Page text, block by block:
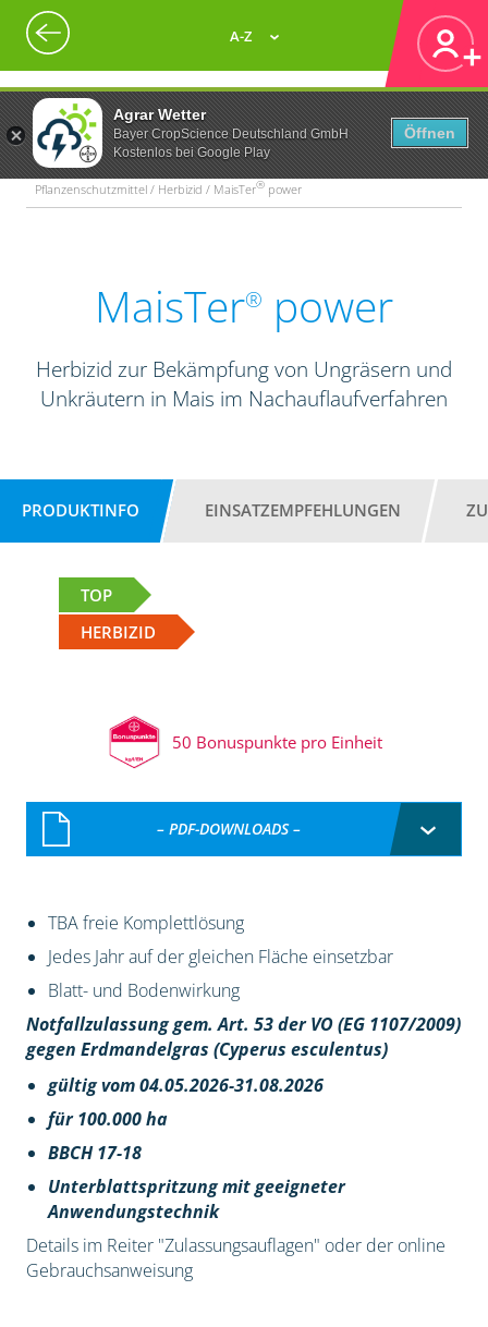
Agrar Wetter
Bayer CropScience Deutschland GmbH
Kostenlos bei Google Play
Öffnen
A-Z
Pflanzenschutzmittel / Herbizid / MaisTer® power
MaisTer® power
Herbizid zur Bekämpfung von Ungräsern und
Unkräutern in Mais im Nachauflaufverfahren
PRODUKTINFO EINSATZEMPFEHLUNGEN
TOP
HERBIZID
50 Bonuspunkte pro Einheit
– PDF-DOWNLOADS –
TBA freie Komplettlösung
Jedes Jahr auf der gleichen Fläche einsetzbar
Blatt- und Bodenwirkung
Notfallzulassung gem. Art. 53 der VO (EG 1107/2009)
gegen Erdmandelgras (Cyperus esculentus)
gültig vom 04.05.2026-31.08.2026
für 100.000 ha
BBCH 17-18
Unterblattspritzung mit geeigneter
Anwendungstechnik
Details im Reiter "Zulassungsauflagen" oder der online
Gebrauchsanweisung